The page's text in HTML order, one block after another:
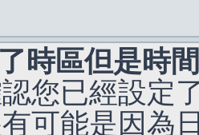
時區但是時
您已經設定
可能是因為